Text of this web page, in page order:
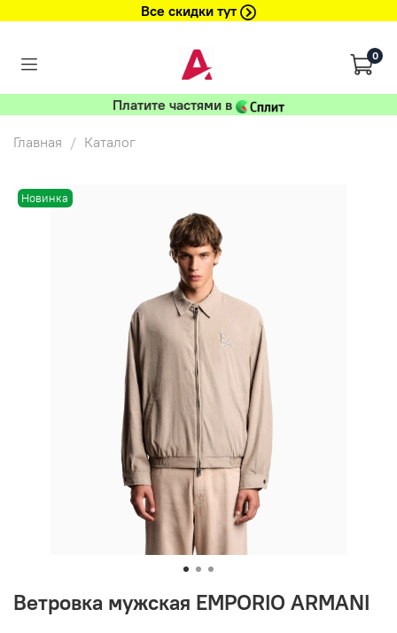
Все скидки тут
0
Платите частями в
Главная Каталог
Новинка
Ветровка мужская EMPORIO ARMANI